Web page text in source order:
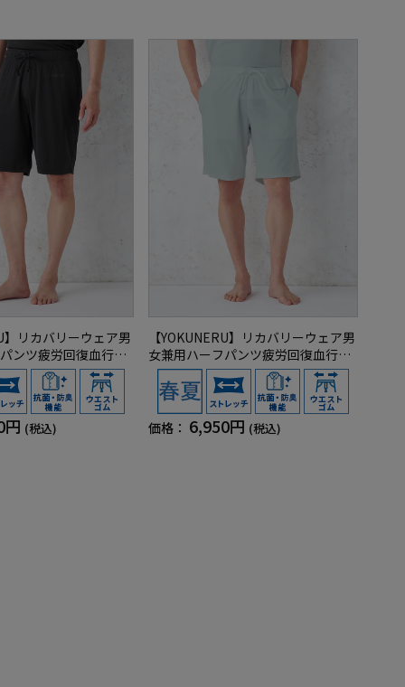
】リカバリーウェア男
ンツ疲労回復血行促
眠NANOMIX(R)【一般
～LLサイズ
円 (税込)
【YOKUNERU】リカバリーウェア男
女兼用ハーフパンツ疲労回復血行促
進遠赤外線快眠NANOMIX(R)【一般
医療機器】SS～LLサイズ
価格： 6,950円 (税込)